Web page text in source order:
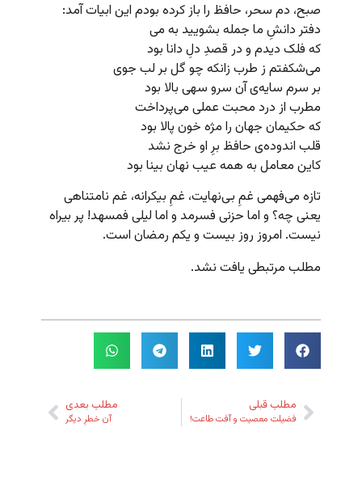
صبح، دم سحر، حافظ را باز کرده بودم این ابیات آمد:
دفتر دانشِ ما جمله بشویید به می
که فلک دیدم و در قصدِ دلِ دانا بود
می‌شکفتم ز طرب زانکه چو گل بر لب جوی
بر سرم سایه‌ی آن سرو سهی بالا بود
مطرب از درد محبت عملی می‌پرداخت
که حکیمان جهان را مژه خون پالا بود
قلب اندوده‌ی حافظ برِ او خرج نشد
کاین معامل به همه عیب نهان بینا بود
تازه می‌فهمی غمِ بی‌نهایت، غمِ بیکرانه، غم نامتناهی
یعنی چه؟ و اما حزنی فسرمد و اما لیلی فمسهد! پر بیراه
نیست. امروز روز بیست و یکم رمضان است.
مطلب مرتبطی یافت نشد.
مطلب قبلی
فضیلت معصیت و آفت طاعت!
مطلب بعدی
آن خطرِ دیگر